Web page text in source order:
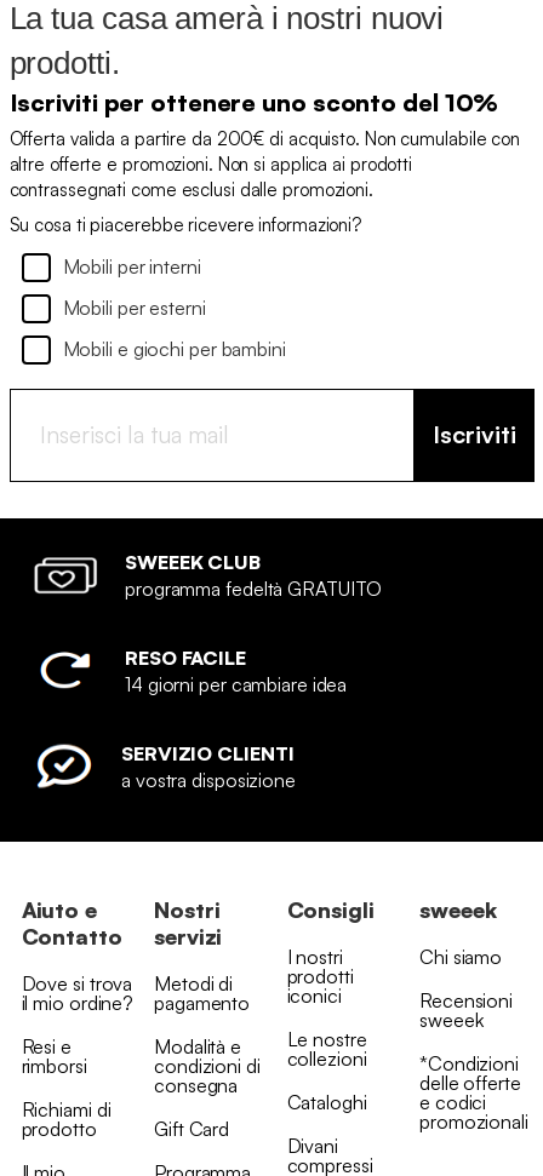
La tua casa amerà i nostri nuovi
prodotti.
Iscriviti per ottenere uno sconto del 10%
Offerta valida a partire da 200€ di acquisto. Non cumulabile con
altre offerte e promozioni. Non si applica ai prodotti
contrassegnati come esclusi dalle promozioni.
Su cosa ti piacerebbe ricevere informazioni?
Mobili per interni
Mobili per esterni
Mobili e giochi per bambini
Iscriviti
SWEEEK CLUB
programma fedeltà GRATUITO
RESO FACILE
14 giorni per cambiare idea
SERVIZIO CLIENTI
a vostra disposizione
Aiuto e
Contatto
Dove si trova
il mio ordine?
Resi e
rimborsi
Richiami di
prodotto
Nostri
servizi
Metodi di
pagamento
Modalità e
condizioni di
consegna
Gift Card
Consigli
I nostri
prodotti
iconici
Le nostre
collezioni
Cataloghi
Divani
compressi
sweeek
Chi siamo
Recensioni
sweeek
*Condizioni
delle offerte
e codici
promozionali